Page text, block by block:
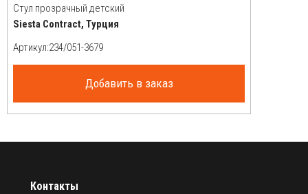
Стул прозрачный детский
Siesta Contract, Турция
Артикул:
Добавить в заказ
Контакты